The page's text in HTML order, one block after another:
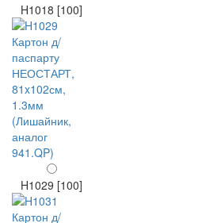
H1018 [100]
H1029 [100]